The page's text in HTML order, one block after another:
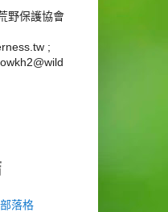
野保護協會
;
落格